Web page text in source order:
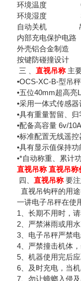
环境温度
环境湿度
自动关机 吊秤
内部充电保护电
外壳铝合金制造
按键防碰撞设
三﹑ 直视吊称 主
•OCS-XC-B-型吊
•五位40mm超高
•采用一体式传感
•具有重量暂留、
•配备高容量 6v/
•标准配置无线遥
•具有显示值保持
•*自动称重、累计
直视吊称 直视吊
四、 直视吊称 要
直视吊钩秤的用
一讲电子吊秤在使
1、长期不用时，
2、严禁淋雨或用
3、电子吊秤严禁
4、严禁撞击机体
5、机器使用完后
6、及时充电，当
7、勿让蟑螂入侵